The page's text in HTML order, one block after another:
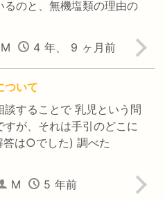
るのと、無機塩類の理由の
M 4 年、 9 ヶ月前
ついて
談することで 乳児という問
すが、それは手引のどこに
答は○でした) 調べた
M 5 年前